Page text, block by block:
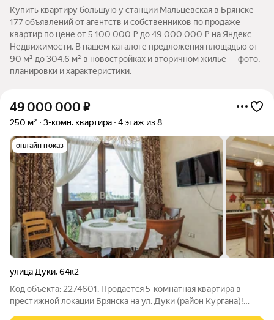
Купить квартиру большую у станции Мальцевская в Брянске —
177 объявлений от агентств и собственников по продаже
квартир по цене от 5 100 000 ₽ до 49 000 000 ₽ на Яндекс
Недвижимости. В нашем каталоге предложения площадью от
90 м² до 304,6 м² в новостройках и вторичном жилье — фото,
планировки и характеристики.
49 000 000 ₽
250 м² 3-комн. квартира 4 этаж из 8
онлайн показ
улица Дуки,64к2
Код объекта: 2274601. Продаётся 5-комнатная квартира в
престижной локации Брянска на ул. Дуки (район Кургана)!